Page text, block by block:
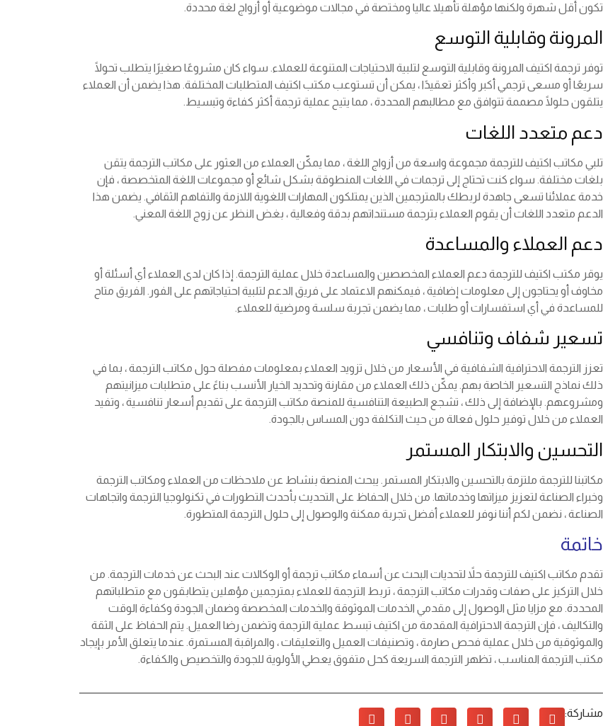
تكون أقل شهرة ولكنها مؤهلة تأهيلا عاليا ومختصة في مجالات موضوعية أو أزواج لغة محددة.
المرونة وقابلية التوسع
توفر ترجمة اكتيف المرونة وقابلية التوسع لتلبية الاحتياجات المتنوعة للعملاء. سواء كان مشروعًا صغيرًا يتطلب تحولًا
سريعًا أو مسعى ترجمي أكبر وأكثر تعقيدًا ، يمكن أن تستوعب مكتب اكتيف المتطلبات المختلفة. هذا يضمن أن العملاء
يتلقون حلولًا مصممة تتوافق مع مطالبهم المحددة ، مما يتيح عملية ترجمة أكثر كفاءة وتبسيط.
دعم متعدد اللغات
تلبي مكاتب اكتيف للترجمة مجموعة واسعة من أزواج اللغة ، مما يمكّن العملاء من العثور على مكاتب الترجمة يتقن
بلغات مختلفة. سواء كنت تحتاج إلى ترجمات في اللغات المنطوقة بشكل شائع أو مجموعات اللغة المتخصصة ، فإن
خدمة عملائنا تسعى جاهدة لربطك بالمترجمين الذين يمتلكون المهارات اللغوية اللازمة والتفاهم الثقافي. يضمن هذا
الدعم متعدد اللغات أن يقوم العملاء بترجمة مستنداتهم بدقة وفعالية ، بغض النظر عن زوج اللغة المعني.
دعم العملاء والمساعدة
يوقر مكتب اكتيف للترجمة دعم العملاء المخصصين والمساعدة خلال عملية الترجمة. إذا كان لدى العملاء أي أسئلة أو
مخاوف أو يحتاجون إلى معلومات إضافية ، فيمكنهم الاعتماد على فريق الدعم لتلبية احتياجاتهم على الفور. الفريق متاح
للمساعدة في أي استفسارات أو طلبات ، مما يضمن تجربة سلسة ومرضية للعملاء.
تسعير شفاف وتنافسي
تعزز الترجمة الاحترافية الشفافية في الأسعار من خلال تزويد العملاء بمعلومات مفصلة حول مكاتب الترجمة ، بما في
ذلك نماذج التسعير الخاصة بهم. يمكّن ذلك العملاء من مقارنة وتحديد الخيار الأنسب بناءً على متطلبات ميزانيتهم
ومشروعهم. بالإضافة إلى ذلك ، تشجع الطبيعة التنافسية للمنصة مكاتب الترجمة على تقديم أسعار تنافسية ، وتفيد
العملاء من خلال توفير حلول فعالة من حيث التكلفة دون المساس بالجودة.
التحسين والابتكار المستمر
مكاتبنا للترجمة ملتزمة بالتحسين والابتكار المستمر. يبحث المنصة بنشاط عن ملاحظات من العملاء ومكاتب الترجمة
وخبراء الصناعة لتعزيز ميزاتها وخدماتها. من خلال الحفاظ على التحديث بأحدث التطورات في تكنولوجيا الترجمة واتجاهات
الصناعة ، نضمن لكم أننا نوفر للعملاء أفضل تجربة ممكنة والوصول إلى حلول الترجمة المتطورة.
خاتمة
تقدم مكاتب اكتيف للترجمة حلاً لتحديات البحث عن أسماء مكاتب ترجمة أو الوكالات عند البحث عن خدمات الترجمة. من
خلال التركيز على صفات وقدرات مكاتب الترجمة ، تربط الترجمة للعملاء بمترجمين مؤهلين يتطابقون مع متطلباتهم
المحددة. مع مزايا مثل الوصول إلى مقدمي الخدمات الموثوقة والخدمات المخصصة وضمان الجودة وكفاءة الوقت
والتكاليف ، فإن الترجمة الاحترافية المقدمة من اكتيف تبسط عملية الترجمة وتضمن رضا العميل. يتم الحفاظ على الثقة
والموثوقية من خلال عملية فحص صارمة ، وتصنيفات العميل والتعليقات ، والمراقبة المستمرة. عندما يتعلق الأمر بإيجاد
مكتب الترجمة المناسب ، تظهر الترجمة السريعة كحل متفوق يعطي الأولوية للجودة والتخصيص والكفاءة.
مشاركة: